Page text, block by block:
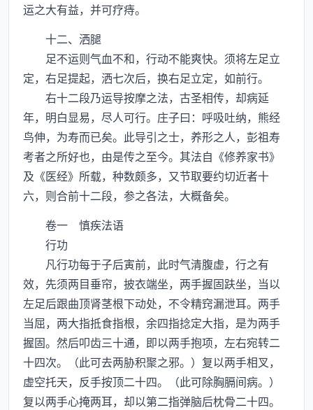
运之大有益，并可疗痔。
十二、洒腿
足不运则气血不和，行动不能爽快。须将左足立
定，右足提起，洒七次后，换右足立定，如前行。
右十二段乃运导按摩之法，古圣相传，却病延
年，明白显易，尽人可行。庄子曰：呼吸吐纳，熊经
鸟伸，为寿而已矣。此导引之士，养形之人，彭祖寿
考者之所好也，由是传之至今。其法自《修养家书》
及《医经》所载，种数颇多，又节取要约切近者十
六，则合前十二段，参之各法，大概备矣。
卷一 慎疾法语
行功
凡行功每于子后寅前，此时气清腹虚，行之有
效，先须两目垂帘，披衣端坐，两手握固趺坐，当以
左足后跟曲顶肾茎根下动处，不令精窍漏泄耳。两手
当屈，两大指抵食指根，余四指捻定大指，是为两手
握固。然后叩齿三十通，即以两手抱项，左右宛转二
十四次。（此可去两胁积聚之邪。）复以两手相叉，
虚空托天，反手按顶二十四。（此可除胸膈间病。）
复以两手心掩两耳，却以第二指弹脑后枕骨二十四。